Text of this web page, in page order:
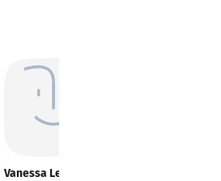
Vanessa Lerke